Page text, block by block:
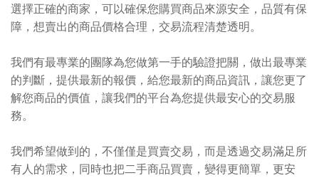
選擇正確的商家，可以確保您購買商品來源安全，品質有保
障，想賣出的商品價格合理，交易流程清楚透明。
我們有最專業的團隊為您做第一手的驗證把關，做出最專業
的判斷，提供最新的報價，給您最新的商品資訊，讓您更了
解您商品的價值，讓我們的平台為您提供最安心的交易服
務。
我們希望做到的，不僅僅是買賣交易，而是透過交易滿足所
有人的需求，同時也把二手商品買賣，變得更簡單，更安